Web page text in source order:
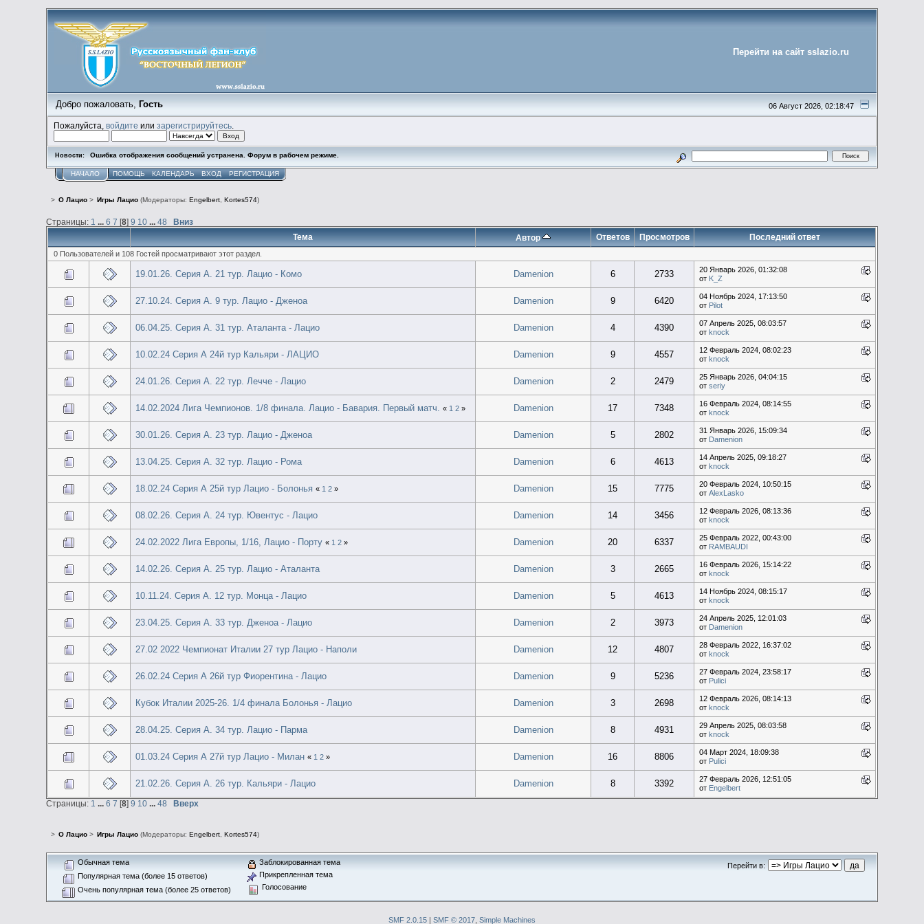
Перейти на сайт sslazio.ru
06 Август 2026, 02:18:47
Добро пожаловать, Гость
Пожалуйста,войдите илизарегистрируйтесь
Новости: Ошибка отображения сообщений устранена. Форум в рабочем режиме.
НАЧАЛО ПОМОЩЬ КАЛЕНДАРЬ ВХОД РЕГИСТРАЦИЯ
> О Лацио> Игры Лацио(Модераторы: Engelbert, Kortes574)
Страницы: 1 ...6 7 [8]9 10 ...48
Вниз
Тема
Автор Ответов Просмотров Последний ответ
0 Пользователей и 108 Гостей просматривают этот раздел.
19.01.26. Серия А. 21 тур. Лацио - Комо Damenion 6 2733
20 Январь 2026, 01:32:08
от K_Z
27.10.24. Серия А. 9 тур. Лацио - Дженоа Damenion 9 6420
04 Ноябрь 2024, 17:13:50
от Pilot
06.04.25. Серия А. 31 тур. Аталанта - Лацио Damenion 4 4390
07 Апрель 2025, 08:03:57
от knock
10.02.24 Серия А 24й тур Кальяри - ЛАЦИО Damenion 9 4557
12 Февраль 2024, 08:02:23
от knock
24.01.26. Серия А. 22 тур. Лечче - Лацио Damenion 2 2479
25 Январь 2026, 04:04:15
от seriy
14.02.2024 Лига Чемпионов. 1/8 финала. Лацио - Бавария. Первый матч. « 1 2» Damenion 17 7348
16 Февраль 2024, 08:14:55
от knock
30.01.26. Серия А. 23 тур. Лацио - Дженоа Damenion 5 2802
31 Январь 2026, 15:09:34
от Damenion
13.04.25. Серия А. 32 тур. Лацио - Рома Damenion 6 4613
14 Апрель 2025, 09:18:27
от knock
18.02.24 Серия А 25й тур Лацио - Болонья « 1 2» Damenion 15 7775
20 Февраль 2024, 10:50:15
от AlexLasko
08.02.26. Серия А. 24 тур. Ювентус - Лацио Damenion 14 3456
12 Февраль 2026, 08:13:36
от knock
24.02.2022 Лига Европы, 1/16, Лацио - Порту « 1 2» Damenion 20 6337
25 Февраль 2022, 00:43:00
от RAMBAUDI
14.02.26. Серия А. 25 тур. Лацио - Аталанта Damenion 3 2665
16 Февраль 2026, 15:14:22
от knock
10.11.24. Серия А. 12 тур. Монца - Лацио Damenion 5 4613
14 Ноябрь 2024, 08:15:17
от knock
23.04.25. Серия А. 33 тур. Дженоа - Лацио Damenion 2 3973
24 Апрель 2025, 12:01:03
от Damenion
27.02 2022 Чемпионат Италии 27 тур Лацио - Наполи Damenion 12 4807
28 Февраль 2022, 16:37:02
от knock
26.02.24 Серия А 26й тур Фиорентина - Лацио Damenion 9 5236
27 Февраль 2024, 23:58:17
от Pulici
Кубок Италии 2025-26. 1/4 финала Болонья - Лацио Damenion 3 2698
12 Февраль 2026, 08:14:13
от knock
28.04.25. Серия А. 34 тур. Лацио - Парма Damenion 8 4931
29 Апрель 2025, 08:03:58
от knock
01.03.24 Серия А 27й тур Лацио - Милан « 1 2» Damenion 16 8806
04 Март 2024, 18:09:38
от Pulici
21.02.26. Серия А. 26 тур. Кальяри - Лацио Damenion 8 3392
27 Февраль 2026, 12:51:05
от Engelbert
Страницы: 1 ...6 7 [8]9 10 ...48 Вверх
> О Лацио> Игры Лацио(Модераторы: Engelbert, Kortes574)
Перейти в:
Обычная тема
Популярная тема (более 15 ответов)
Очень популярная тема (более 25 ответов)
Заблокированная тема
Прикрепленная тема
Голосование
SMF 2.0.15 | SMF © 2017 Simple Machines